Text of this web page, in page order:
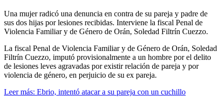
Una mujer radicó una denuncia en contra de su pareja y padre de
sus dos hijas por lesiones recibidas. Interviene la fiscal Penal de
Violencia Familiar y de Género de Orán, Soledad Filtrín Cuezzo.
La fiscal Penal de Violencia Familiar y de Género de Orán, Soledad
Filtrín Cuezzo, imputó provisionalmente a un hombre por el delito
de lesiones leves agravadas por existir relación de pareja y por
violencia de género, en perjuicio de su ex pareja.
Leer más: Ebrio, intentó atacar a su pareja con un cuchillo